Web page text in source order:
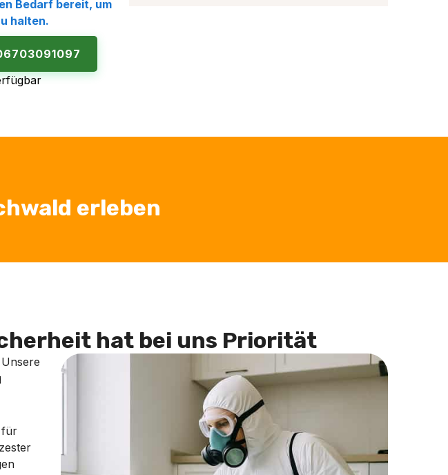
Bedarf bereit, um
halten.
erleben
hat bei uns Priorität
für